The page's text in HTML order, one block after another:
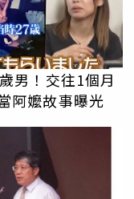
男！交往1個月
阿嬤故事曝光